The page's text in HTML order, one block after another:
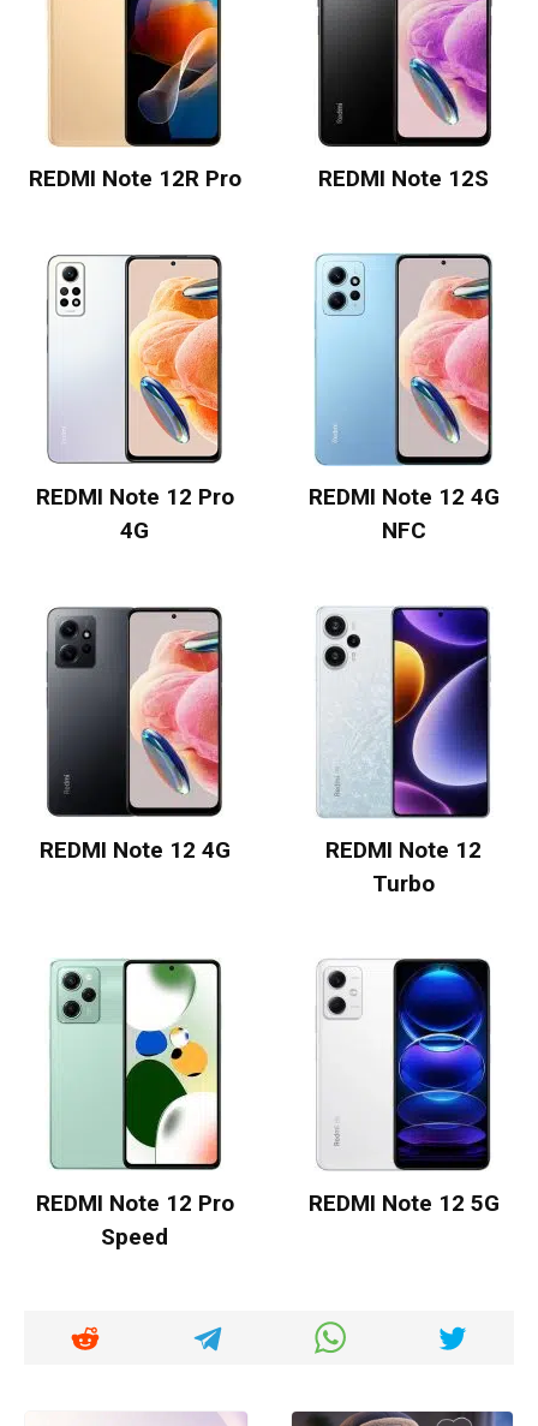
REDMI Note 12R Pro REDMI Note 12S
REDMI Note 12 Pro
4G
REDMI Note 12 4G
NFC
REDMI Note 12 4G
REDMI Note 12
Turbo
REDMI Note 12 Pro
Speed
REDMI Note 12 5G